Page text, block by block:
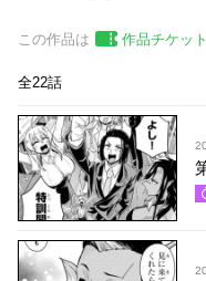
この作品は 作品チケット
全22話